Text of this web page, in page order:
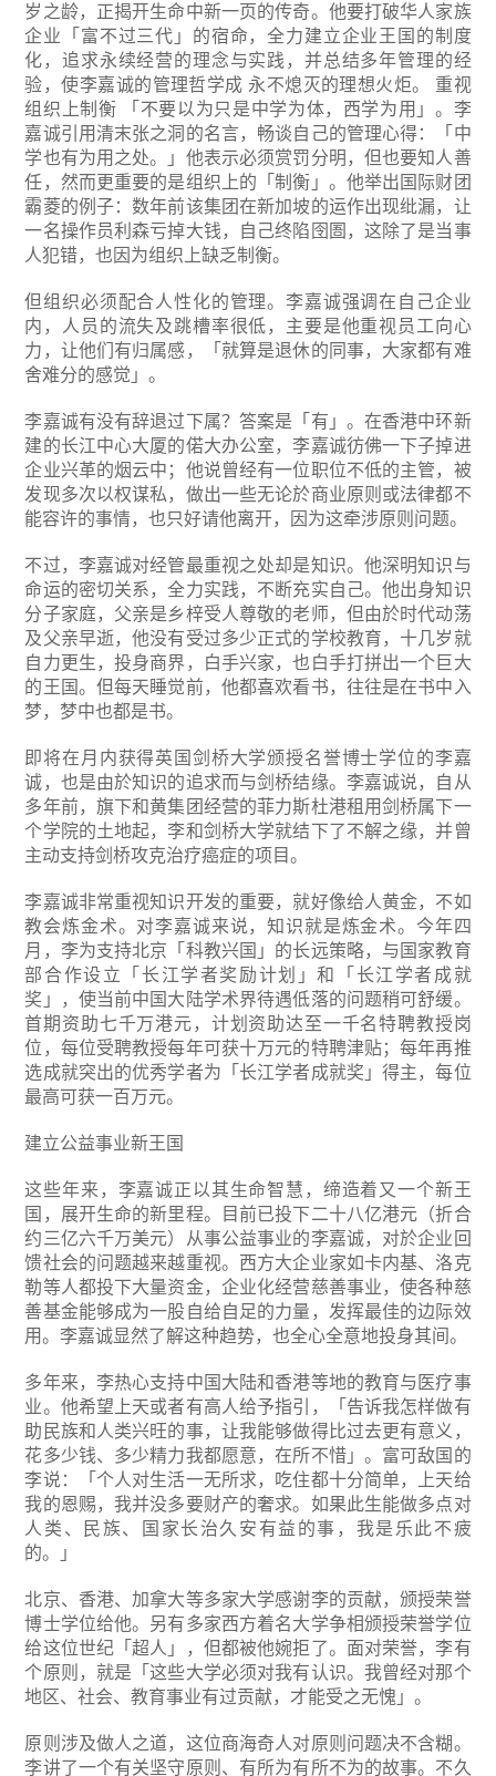
岁之龄，正揭开生命中新一页的传奇。他要打破华人家族
企业「富不过三代」的宿命，全力建立企业王国的制度
化，追求永续经营的理念与实践，并总结多年管理的经
验，使李嘉诚的管理哲学成 永不熄灭的理想火炬。
重视
组织上制衡 「不要以为只是中学为体，西学为用」。李
嘉诚引用清末张之洞的名言，畅谈自己的管理心得：「中
学也有为用之处。」他表示必须赏罚分明，但也要知人善
任，然而更重要的是组织上的「制衡」。他举出国际财团
霸菱的例子：数年前该集团在新加坡的运作出现纰漏，让
一名操作员利森亏掉大钱，自己终陷囹圄，这除了是当事
人犯错，也因为组织上缺乏制衡。
但组织必须配合人性化的管理。李嘉诚强调在自己企业
内，人员的流失及跳槽率很低，主要是他重视员工向心
力，让他们有归属感，「就算是退休的同事，大家都有难
舍难分的感觉」。
李嘉诚有没有辞退过下属？答案是「有」。在香港中环新
建的长江中心大厦的偌大办公室，李嘉诚彷佛一下子掉进
企业兴革的烟云中；他说曾经有一位职位不低的主管，被
发现多次以权谋私，做出一些无论於商业原则或法律都不
能容许的事情，也只好请他离开，因为这牵涉原则问题。
不过，李嘉诚对经管最重视之处却是知识。他深明知识与
命运的密切关系，全力实践，不断充实自己。他出身知识
分子家庭，父亲是乡梓受人尊敬的老师，但由於时代动荡
及父亲早逝，他没有受过多少正式的学校教育，十几岁就
自力更生，投身商界，白手兴家，也白手打拼出一个巨大
的王国。但每天睡觉前，他都喜欢看书，往往是在书中入
梦，梦中也都是书。
即将在月内获得英国剑桥大学颁授名誉博士学位的李嘉
诚，也是由於知识的追求而与剑桥结缘。李嘉诚说，自从
多年前，旗下和黄集团经营的菲力斯杜港租用剑桥属下一
个学院的土地起，李和剑桥大学就结下了不解之缘，并曾
主动支持剑桥攻克治疗癌症的项目。
李嘉诚非常重视知识开发的重要，就好像给人黄金，不如
教会炼金术。对李嘉诚来说，知识就是炼金术。今年四
月，李为支持北京「科教兴国」的长远策略，与国家教育
部合作设立「长江学者奖励计划」和「长江学者成就
奖」，使当前中国大陆学术界待遇低落的问题稍可舒缓。
首期资助七千万港元，计划资助达至一千名特聘教授岗
位，每位受聘教授每年可获十万元的特聘津贴；每年再推
选成就突出的优秀学者为「长江学者成就奖」得主，每位
最高可获一百万元。
建立公益事业新王国
这些年来，李嘉诚正以其生命智慧，缔造着又一个新王
国，展开生命的新里程。目前已投下二十八亿港元（折合
约三亿六千万美元）从事公益事业的李嘉诚，对於企业回
馈社会的问题越来越重视。西方大企业家如卡内基、洛克
勒等人都投下大量资金，企业化经营慈善事业，使各种慈
善基金能够成为一股自给自足的力量，发挥最佳的边际效
用。李嘉诚显然了解这种趋势，也全心全意地投身其间。
多年来，李热心支持中国大陆和香港等地的教育与医疗事
业。他希望上天或者有高人给予指引，「告诉我怎样做有
助民族和人类兴旺的事，让我能够做得比过去更有意义，
花多少钱、多少精力我都愿意，在所不惜」。富可敌国的
李说：「个人对生活一无所求，吃住都十分简单，上天给
我的恩赐，我并没多要财产的奢求。如果此生能做多点对
人类、民族、国家长治久安有益的事，我是乐此不疲
的。」
北京、香港、加拿大等多家大学感谢李的贡献，颁授荣誉
博士学位给他。另有多家西方着名大学争相颁授荣誉学位
给这位世纪「超人」，但都被他婉拒了。面对荣誉，李有
个原则，就是「这些大学必须对我有认识。我曾经对那个
地区、社会、教育事业有过贡献，才能受之无愧」。
原则涉及做人之道，这位商海奇人对原则问题决不含糊。
李讲了一个有关坚守原则、有所为有所不为的故事。不久